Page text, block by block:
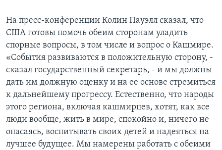
На пресс-конференции Колин Пауэлл сказал, что
США готовы помочь обеим сторонам уладить
спорные вопросы, в том числе и вопрос о Кашмире.
«События развиваются в положительную сторону, -
сказал государственный секретарь, - и мы должны
дать им должную оценку и на ее основе стремиться
к дальнейшему прогрессу. Естественно, что народы
этого региона, включая кашмирцев, хотят, как все
люди вообще, жить в мире, спокойно и, ничего не
опасаясь, воспитывать своих детей и надеяться на
лучшее будущее. Мы намерены работать с обеими